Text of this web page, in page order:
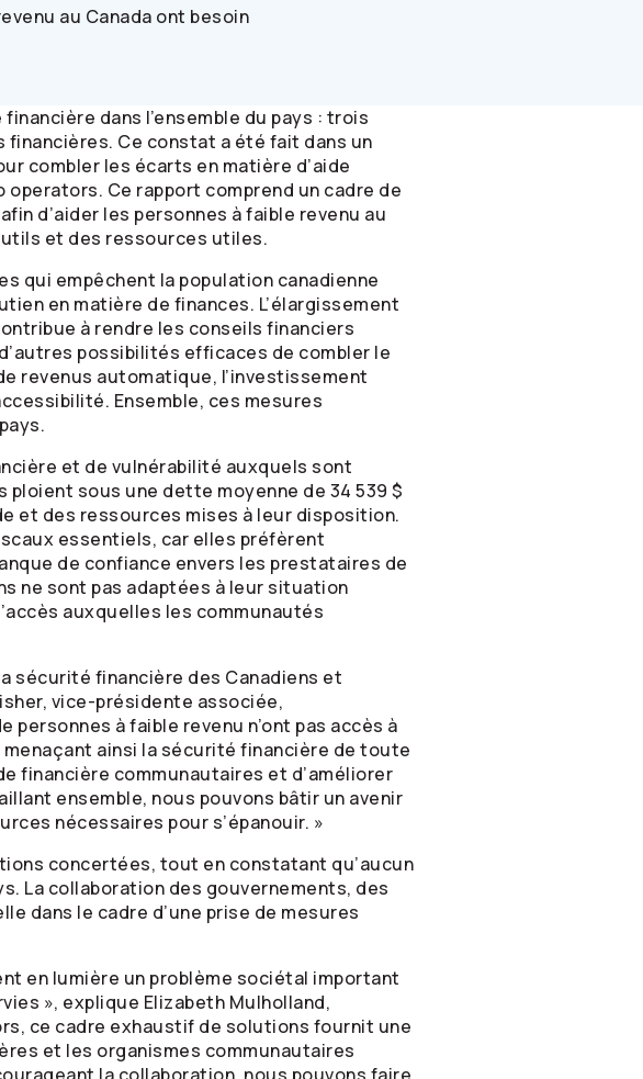
au Canada ont besoin
dans l’ensemble du pays : trois
Ce constat a été fait dans un
combler les écarts en matière d’aide
Ce rapport comprend un cadre de
d’aider les personnes à faible revenu au
et des ressources utiles.
qui empêchent la population canadienne
en matière de finances. L’élargissement
à rendre les conseils financiers
possibilités efficaces de combler le
revenus automatique, l’investissement
Ensemble, ces mesures
et de vulnérabilité auxquels sont
ploient sous une dette moyenne de 34 539 $
et des ressources mises à leur disposition.
essentiels, car elles préfèrent
de confiance envers les prestataires de
ne sont pas adaptées à leur situation
auxquelles les communautés
sécurité financière des Canadiens et
vice-présidente associée,
à faible revenu n’ont pas accès à
ainsi la sécurité financière de toute
financière communautaires et d’améliorer
ensemble, nous pouvons bâtir un avenir
nécessaires pour s’épanouir. »
concertées, tout en constatant qu’aucun
La collaboration des gouvernements, des
dans le cadre d’une prise de mesures
en lumière un problème sociétal important
», explique Elizabeth Mulholland,
ce cadre exhaustif de solutions fournit une
et les organismes communautaires